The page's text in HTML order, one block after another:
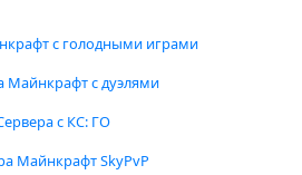
с голодными играми
Майнкрафт с дуэлями
с КС: ГО
Майнкрафт SkyPvP